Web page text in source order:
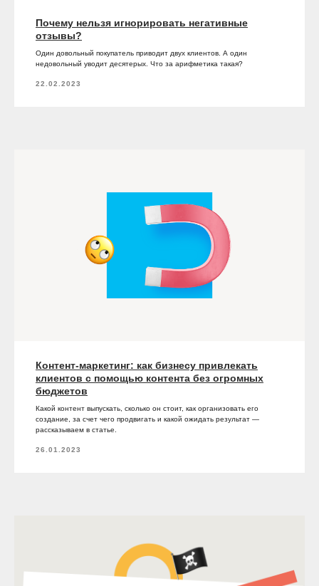
Почему нельзя игнорировать негативные
отзывы?
Один довольный покупатель приводит двух клиентов. А один
недовольный уводит десятерых. Что за арифметика такая?
22.02.2023
Контент-маркетинг: как бизнесу привлекать
клиентов с помощью контента без огромных
бюджетов
Какой контент выпускать, сколько он стоит, как организовать его
создание, за счет чего продвигать и какой ожидать результат —
рассказываем в статье.
26.01.2023